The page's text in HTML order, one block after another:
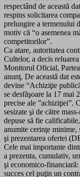
respectând de această
respins solicitarea
prelungire a termenului
motiv că “o asemenea
competitorilor”.
Ca atare, autoritatea
Cultelor, a decis
Monitorul Oficial,
anunţ. De această dat
devine “Achiziţie
se desfăşoare la 17 mai
precise ale ”achiziţiei”.
sesizate şi de către
depuse să fie
anumite cerinţe minime,
şi prezentarea ofertei
Cele mai importante
a prezenta, cumulativ,
şi economico-
succes cel puţin un